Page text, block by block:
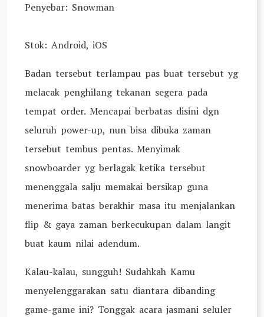
Penyebar: Snowman
Stok: Android, iOS
Badan tersebut terlampau pas buat tersebut yg
melacak penghilang tekanan segera pada
tempat order. Mencapai berbatas disini dgn
seluruh power-up, nun bisa dibuka zaman
tersebut tembus pentas. Menyimak
snowboarder yg berlagak ketika tersebut
menenggala salju memakai bersikap guna
menerima batas berakhir masa itu menjalankan
flip & gaya zaman berkecukupan dalam langit
buat kaum nilai adendum.
Kalau-kalau, sungguh! Sudahkah Kamu
menyelenggarakan satu diantara dibanding
game-game ini? Tonggak acara jasmani seluler